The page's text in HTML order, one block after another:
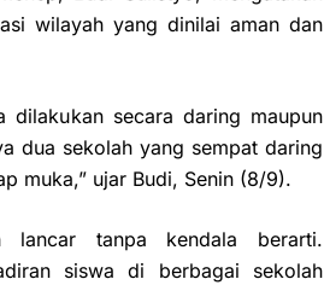
wilayah yang dinilai aman dan
dilakukan secara daring maupun
dua sekolah yang sempat daring
muka,” ujar Budi, Senin (8/9).
lancar tanpa kendala berarti.
siswa di berbagai sekolah